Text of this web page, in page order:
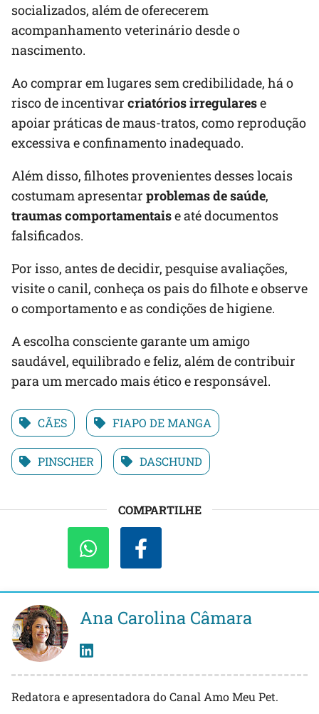
socializados, além de oferecerem
acompanhamento veterinário desde o
nascimento.
Ao comprar em lugares sem credibilidade, há o
risco de incentivar criatórios irregularese
apoiar práticas de maus-tratos, como reprodução
excessiva e confinamento inadequado.
Além disso, filhotes provenientes desses locais
costumam apresentar problemas de saúde,
traumas comportamentaise até documentos
falsificados.
Por isso, antes de decidir, pesquise avaliações,
visite o canil, conheça os pais do filhote e observe
o comportamento e as condições de higiene.
A escolha consciente garante um amigo
saudável, equilibrado e feliz, além de contribuir
para um mercado mais ético e responsável.
CÃES FIAPO DE MANGA
PINSCHER DASCHUND
COMPARTILHE
Ana Carolina Câmara
Redatora e apresentadora do Canal Amo Meu Pet.